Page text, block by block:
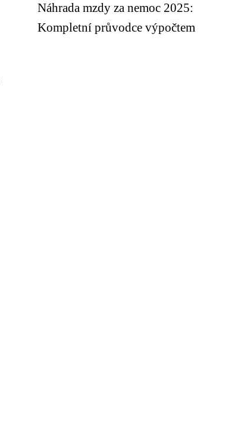
Náhrada mzdy za nemoc 2025:
Kompletní průvodce výpočtem